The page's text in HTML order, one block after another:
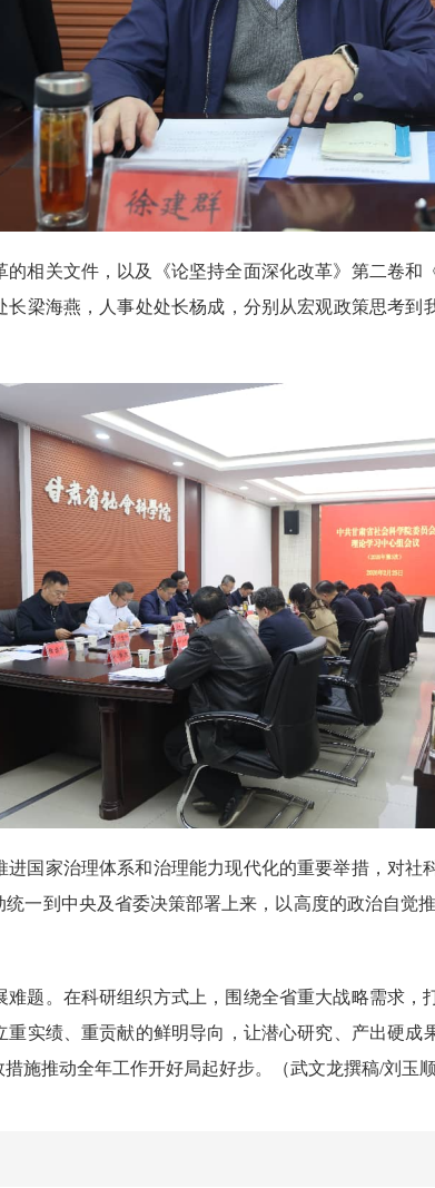
相关文件，以及《论坚持全面深化改革》第二卷
梁海燕，人事处处长杨成，分别从宏观政策思考
国家治理体系和治理能力现代化的重要举措，对
一到中央及省委决策部署上来，以高度的政治自觉
题。在科研组织方式上，围绕全省重大战略需求
实绩、重贡献的鲜明导向，让潜心研究、产出硬
施推动全年工作开好局起好步。（武文龙撰稿/刘玉顺